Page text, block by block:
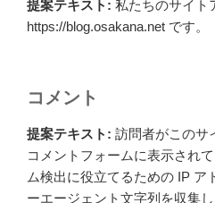
提案テキスト: 私たちのサイト
https://blog.osakana.net です。
コメント
提案テキスト: 訪問者がこのサ
コメントフォームに表示され
ム検出に役立てるための IP ア
ーエージェント文字列を収集し